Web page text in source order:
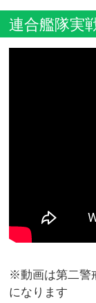
連合艦隊実
※動画は第二警
になります